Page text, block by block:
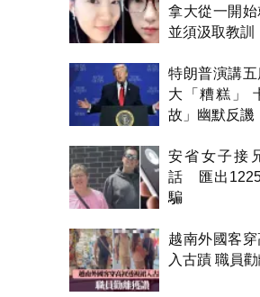
拿大從一開
並須汲取教訓
特朗普演講
大「糟糕」
故」幽默反譏
安省女子接
話 匯出
騙
越南外國客
入古蹟 職員